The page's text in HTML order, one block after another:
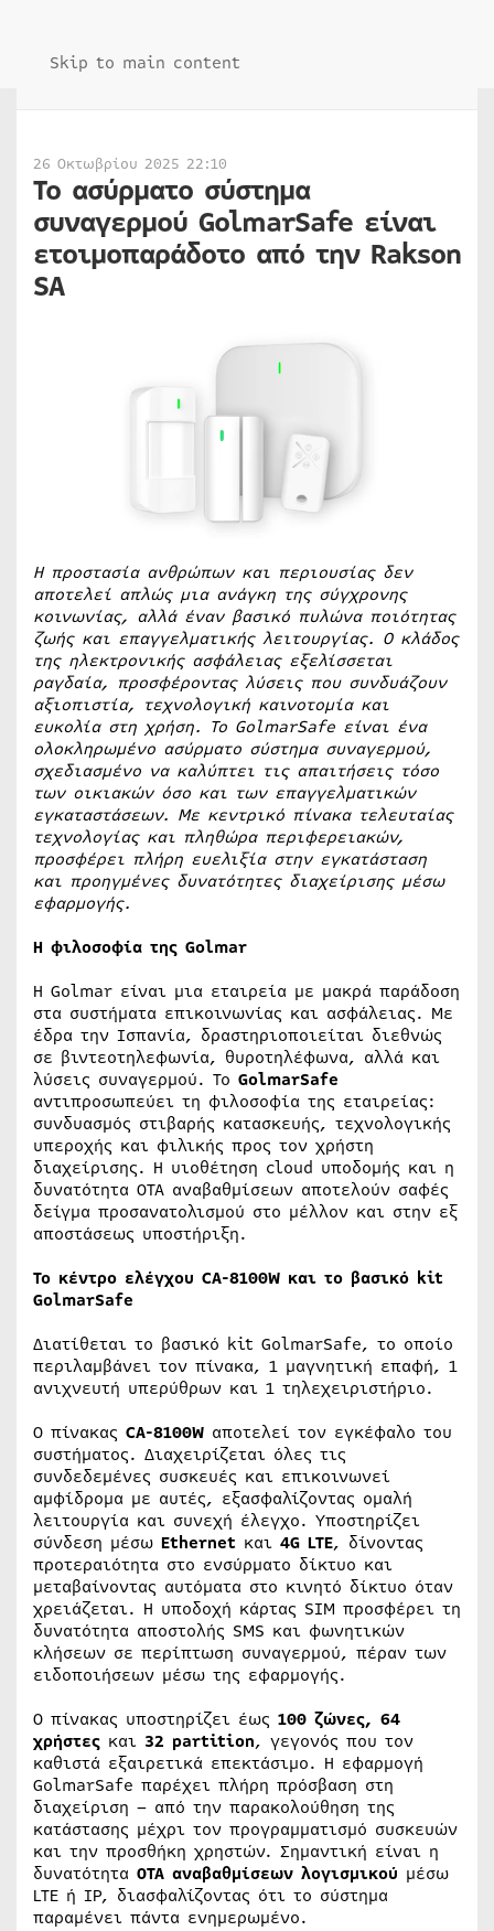
Skip to main content
26 Οκτωβρίου 2025 22:10
Το ασύρματο σύστημα
συναγερμού GolmarSafe είναι
ετοιμοπαράδοτο από την Rakson
SA
Η προστασία ανθρώπων και περιουσίας δεν
αποτελεί απλώς μια ανάγκη της σύγχρονης
κοινωνίας, αλλά έναν βασικό πυλώνα ποιότητας
ζωής και επαγγελματικής λειτουργίας. Ο κλάδος
της ηλεκτρονικής ασφάλειας εξελίσσεται
ραγδαία, προσφέροντας λύσεις που συνδυάζουν
αξιοπιστία, τεχνολογική καινοτομία και
ευκολία στη χρήση. Το GolmarSafe είναι ένα
ολοκληρωμένο ασύρματο σύστημα συναγερμού,
σχεδιασμένο να καλύπτει τις απαιτήσεις τόσο
των οικιακών όσο και των επαγγελματικών
εγκαταστάσεων. Με κεντρικό πίνακα τελευταίας
τεχνολογίας και πληθώρα περιφερειακών,
προσφέρει πλήρη ευελιξία στην εγκατάσταση
και προηγμένες δυνατότητες διαχείρισης μέσω
εφαρμογής.
Η φιλοσοφία της Golmar
Η Golmar είναι μια εταιρεία με μακρά παράδοση
στα συστήματα επικοινωνίας και ασφάλειας. Με
έδρα την Ισπανία, δραστηριοποιείται διεθνώς
σε βιντεοτηλεφωνία, θυροτηλέφωνα, αλλά και
λύσεις συναγερμού. Το GolmarSafe
αντιπροσωπεύει τη φιλοσοφία της εταιρείας:
συνδυασμός στιβαρής κατασκευής, τεχνολογικής
υπεροχής και φιλικής προς τον χρήστη
διαχείρισης. Η υιοθέτηση cloud υποδομής και η
δυνατότητα OTA αναβαθμίσεων αποτελούν σαφές
δείγμα προσανατολισμού στο μέλλον και στην εξ
αποστάσεως υποστήριξη.
Το κέντρο ελέγχου CA-8100W και το βασικό kit
GolmarSafe
Διατίθεται το βασικό kit GolmarSafe, το οποίο
περιλαμβάνει τον πίνακα, 1 μαγνητική επαφή, 1
ανιχνευτή υπερύθρων και 1 τηλεχειριστήριο.
Ο πίνακας CA-8100W αποτελεί τον εγκέφαλο του
συστήματος. Διαχειρίζεται όλες τις
συνδεδεμένες συσκευές και επικοινωνεί
αμφίδρομα με αυτές, εξασφαλίζοντας ομαλή
λειτουργία και συνεχή έλεγχο. Υποστηρίζει
σύνδεση μέσω Ethernet και 4G LTE, δίνοντας
προτεραιότητα στο ενσύρματο δίκτυο και
μεταβαίνοντας αυτόματα στο κινητό δίκτυο όταν
χρειάζεται. Η υποδοχή κάρτας SIM προσφέρει τη
δυνατότητα αποστολής SMS και φωνητικών
κλήσεων σε περίπτωση συναγερμού, πέραν των
ειδοποιήσεων μέσω της εφαρμογής.
Ο πίνακας υποστηρίζει έως 100 ζώνες, 64
χρήστες και 32 partition, γεγονός που τον
καθιστά εξαιρετικά επεκτάσιμο. Η εφαρμογή
GolmarSafe παρέχει πλήρη πρόσβαση στη
διαχείριση – από την παρακολούθηση της
κατάστασης μέχρι τον προγραμματισμό συσκευών
και την προσθήκη χρηστών. Σημαντική είναι η
δυνατότητα OTA αναβαθμίσεων λογισμικού μέσω
LTE ή IP, διασφαλίζοντας ότι το σύστημα
παραμένει πάντα ενημερωμένο.